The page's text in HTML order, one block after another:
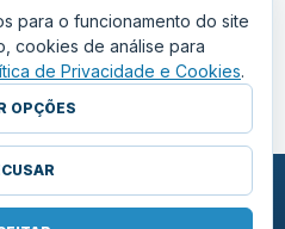
OS DIREITOS RESERVADOS.
para o funcionamento do site
cookies de análise para
de Privacidade e Cookies.
OPÇÕES